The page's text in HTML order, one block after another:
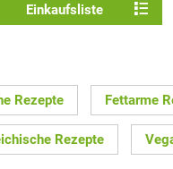
Einkaufsliste
Rezepte Fettarme
Rezepte